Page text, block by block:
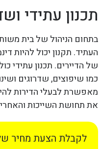
תכנון עתידי
בתחום הניהול של בית
העתיד. תקנון יכול להיות
של הדיירים. תכנון עתידי
כמו שיפוצים, שדרוגים
מאפשרת לבעלי הדירות
את תחושת השייכות
לקבלת הצעת מחיר